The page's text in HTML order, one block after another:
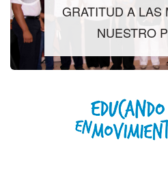
GRATITUD A LAS
NUESTRO